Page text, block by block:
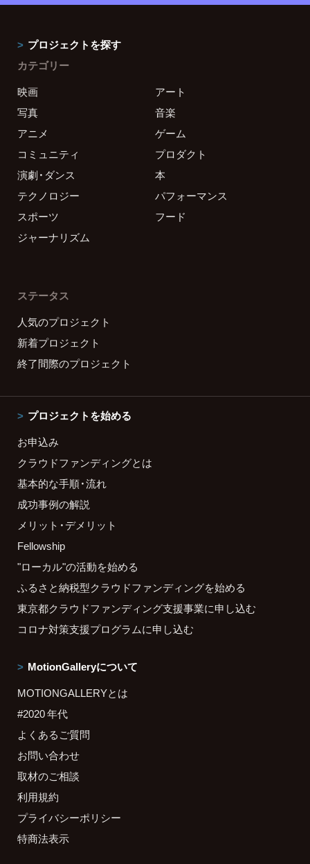
プロジェクトを探す
カテゴリー
映画
アート
写真
音楽
アニメ
ゲーム
コミュニティ
プロダクト
演劇・ダンス
本
テクノロジー
パフォーマンス
スポーツ
フード
ジャーナリズム
ステータス
人気のプロジェクト
新着プロジェクト
終了間際のプロジェクト
プロジェクトを始める
お申込み
クラウドファンディングとは
基本的な手順・流れ
成功事例の解説
メリット・デメリット
Fellowship
"ローカル"の活動を始める
ふるさと納税型クラウドファンディングを始める
東京都クラウドファンディング支援事業に申し込む
コロナ対策支援プログラムに申し込む
MotionGalleryについて
MOTIONGALLERYとは
#2020 年代
よくあるご質問
お問い合わせ
取材のご相談
利用規約
プライバシーポリシー
特商法表示